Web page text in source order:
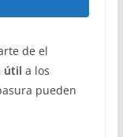
de el
útil a los
pueden